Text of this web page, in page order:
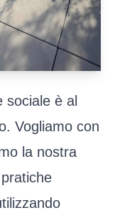
sociale è al
Vogliamo con
la nostra